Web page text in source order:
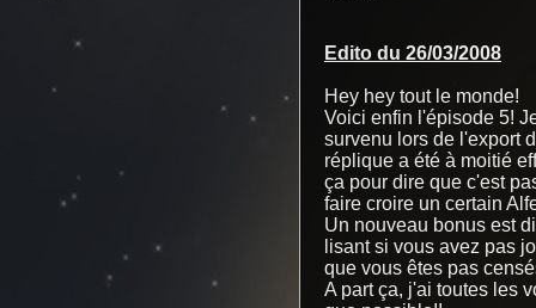
Edito du 26/03/2008
Hey hey tout le monde!
Voici enfin l'épisode 5!
survenu lors de l'export
réplique a été à moitié
ça pour dire que c'est
faire croire un certain
Un nouveau bonus est
lisant si vous avez pas
que vous êtes pas
A part ça, j'ai toutes les